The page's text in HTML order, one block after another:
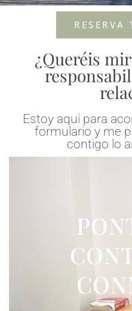
RESERVA
¿Queréis
Estoy aqui para
formulario y me
contigo lo